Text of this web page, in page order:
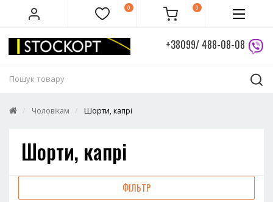
0 0
+38099/ 488-08-08
Чоловікам Шорти, капрі
Шорти, капрі
ФІЛЬТР